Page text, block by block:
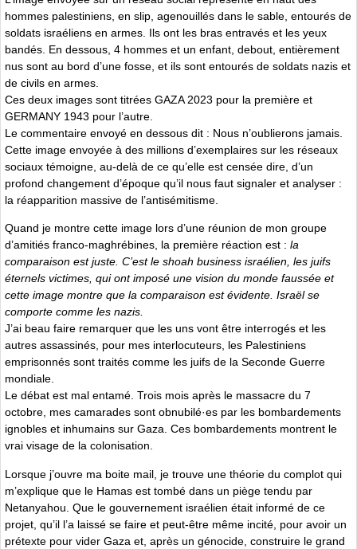
hommes palestiniens, en slip, agenouillés dans le sable, entourés de
soldats israéliens en armes. Ils ont les bras entravés et les yeux
bandés. En dessous, 4 hommes et un enfant, debout, entièrement
nus sont au bord d’une fosse, et ils sont entourés de soldats nazis et
de civils en armes.
Ces deux images sont titrées GAZA 2023 pour la première et
GERMANY 1943 pour l’autre.
Le commentaire envoyé en dessous dit : Nous n’oublierons jamais.
Cette image envoyée à des millions d’exemplaires sur les réseaux
sociaux témoigne, au-delà de ce qu’elle est censée dire, d’un
profond changement d’époque qu’il nous faut signaler et analyser :
la réapparition massive de l’antisémitisme.
Quand je montre cette image lors d’une réunion de mon groupe
d’amitiés franco-maghrébines, la première réaction est : la
comparaison est juste. C’est le shoah business israélien, les juifs
éternels victimes, qui ont imposé une vision du monde faussée et
cette image montre que la comparaison est évidente. Israël se
comporte comme les nazis.
J’ai beau faire remarquer que les uns vont être interrogés et les
autres assassinés, pour mes interlocuteurs, les Palestiniens
emprisonnés sont traités comme les juifs de la Seconde Guerre
mondiale.
Le débat est mal entamé. Trois mois après le massacre du 7
octobre, mes camarades sont obnubilé·es par les bombardements
ignobles et inhumains sur Gaza. Ces bombardements montrent le
vrai visage de la colonisation.
Lorsque j’ouvre ma boite mail, je trouve une théorie du complot qui
m’explique que le Hamas est tombé dans un piège tendu par
Netanyahou. Que le gouvernement israélien était informé de ce
projet, qu’il l’a laissé se faire et peut-être même incité, pour avoir un
prétexte pour vider Gaza et, après un génocide, construire le grand